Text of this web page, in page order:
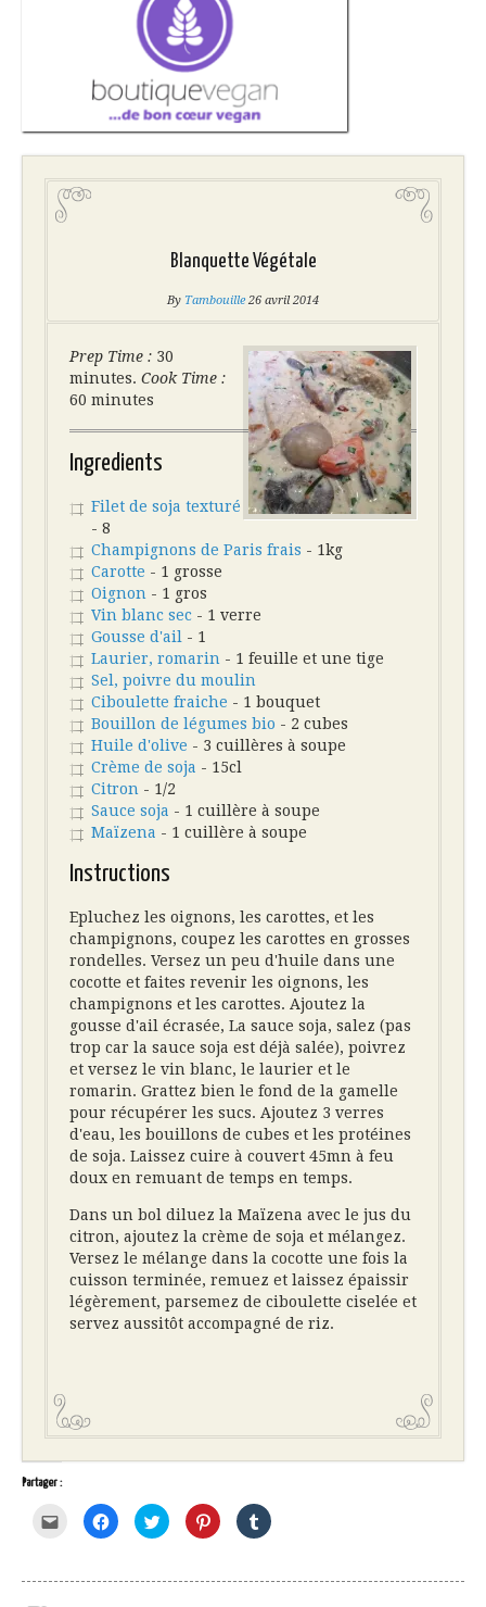
Blanquette Végétale
By Tambouille 26 avril 2014
Prep Time : 30
minutes. Cook Time :
60 minutes
Ingredients
Filet de soja texturé
- 8
Champignons de Paris frais - 1kg
Carotte - 1 grosse
Oignon - 1 gros
Vin blanc sec - 1 verre
Gousse d'ail - 1
Laurier, romarin - 1 feuille et une tige
Sel, poivre du moulin
Ciboulette fraiche - 1 bouquet
Bouillon de légumes bio - 2 cubes
Huile d'olive - 3 cuillères à soupe
Crème de soja - 15cl
Citron - 1/2
Sauce soja - 1 cuillère à soupe
Maïzena - 1 cuillère à soupe
Instructions
Epluchez les oignons, les carottes, et les
champignons, coupez les carottes en grosses
rondelles. Versez un peu d'huile dans une
cocotte et faites revenir les oignons, les
champignons et les carottes. Ajoutez la
gousse d'ail écrasée, La sauce soja, salez (pas
trop car la sauce soja est déjà salée), poivrez
et versez le vin blanc, le laurier et le
romarin. Grattez bien le fond de la gamelle
pour récupérer les sucs. Ajoutez 3 verres
d'eau, les bouillons de cubes et les protéines
de soja. Laissez cuire à couvert 45mn à feu
doux en remuant de temps en temps.
Dans un bol diluez la Maïzena avec le jus du
citron, ajoutez la crème de soja et mélangez.
Versez le mélange dans la cocotte une fois la
cuisson terminée, remuez et laissez épaissir
légèrement, parsemez de ciboulette ciselée et
servez aussitôt accompagné de riz.
Partager :
Cliquez
pour
envoyer
mail
Cliquez
pour
partager
dans
Cliquez
pour
partager
dans
Cliquez
pour
partager
dans
Cliquez
pour
dans